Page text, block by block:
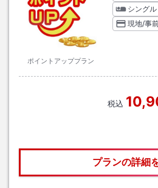
ポイントアッププラン
シングル
現地/事
税込
プランの詳細